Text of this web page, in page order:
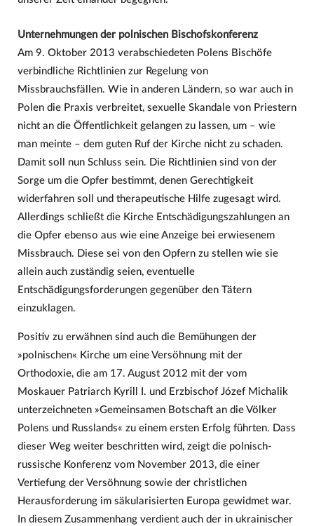
Unternehmungen der polnischen Bischofskonferenz
Am 9. Oktober 2013 verabschiedeten Polens Bischöfe
verbindliche Richtlinien zur Regelung von
Missbrauchsfällen. Wie in anderen Ländern, so war auch in
Polen die Praxis verbreitet, sexuelle Skandale von Priestern
nicht an die Öffentlichkeit gelangen zu lassen, um – wie
man meinte – dem guten Ruf der Kirche nicht zu schaden.
Damit soll nun Schluss sein. Die Richtlinien sind von der
Sorge um die Opfer bestimmt, denen Gerechtigkeit
widerfahren soll und therapeutische Hilfe zugesagt wird.
Allerdings schließt die Kirche Entschädigungszahlungen an
die Opfer ebenso aus wie eine Anzeige bei erwiesenem
Missbrauch. Diese sei von den Opfern zu stellen wie sie
allein auch zuständig seien, eventuelle
Entschädigungsforderungen gegenüber den Tätern
einzuklagen.
Positiv zu erwähnen sind auch die Bemühungen der
»polnischen« Kirche um eine Versöhnung mit der
Orthodoxie, die am 17. August 2012 mit der vom
Moskauer Patriarch Kyrill I. und Erzbischof Józef Michalik
unterzeichneten »Gemeinsamen Botschaft an die Völker
Polens und Russlands« zu einem ersten Erfolg führten. Dass
dieser Weg weiter beschritten wird, zeigt die polnisch-
russische Konferenz vom November 2013, die einer
Vertiefung der Versöhnung sowie der christlichen
Herausforderung im säkularisierten Europa gewidmet war.
In diesem Zusammenhang verdient auch der in ukrainischer